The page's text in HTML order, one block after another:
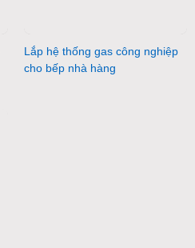
Lắp hệ thống gas công nghiệp
cho bếp nhà hàng